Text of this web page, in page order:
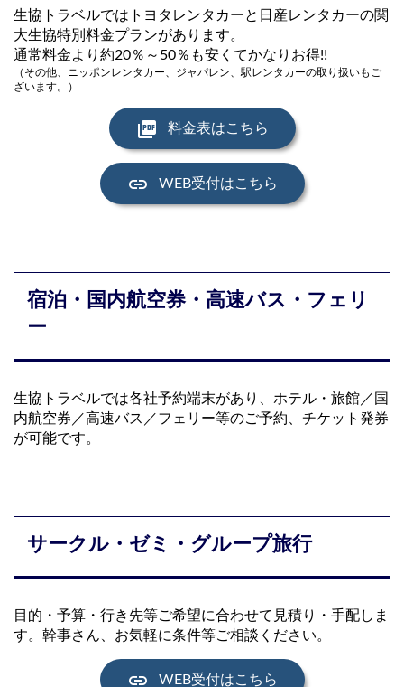
生協トラベルではトヨタレンタカーと日産レンタカーの関
大生協特別料金プランがあります。
通常料金より約20％～50％も安くてかなりお得!!
（その他、ニッポンレンタカー、ジャパレン、駅レンタカーの取り扱いもご
ざいます。）
picture_as_pdf 料金表はこちら
link WEB受付はこちら
宿泊・国内航空券・高速バス・フェリ
ー
生協トラベルでは各社予約端末があり、ホテル・旅館／国
内航空券／高速バス／フェリー等のご予約、チケット発券
が可能です。
サークル・ゼミ・グループ旅行
目的・予算・行き先等ご希望に合わせて見積り・手配しま
す。幹事さん、お気軽に条件等ご相談ください。
link WEB受付はこちら